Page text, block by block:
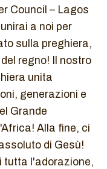
Council – Lagos
a noi per
sulla preghiera,
regno! Il nostro
unita
generazioni e
Grande
Alla fine, ci
di Gesù!
tutta l'adorazione,